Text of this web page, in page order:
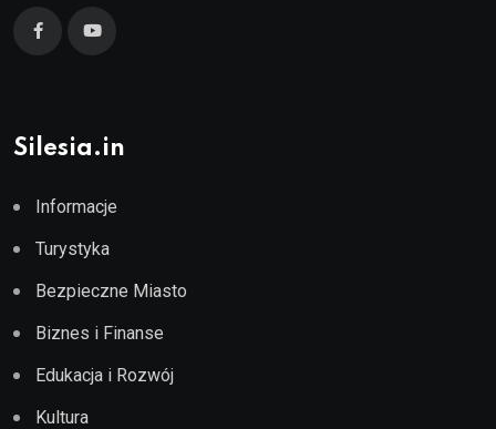
Silesia.in
Informacje
Turystyka
Bezpieczne Miasto
Biznes i Finanse
Edukacja i Rozwój
Kultura